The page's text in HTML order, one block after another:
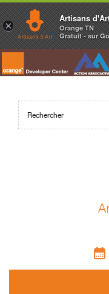
×
Artisans
Orange TN
Gratuit - sur